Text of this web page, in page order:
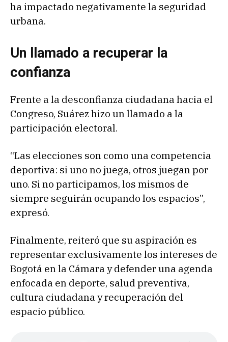
ha impactado negativamente la seguridad
urbana.
Un llamado a recuperar la
confianza
Frente a la desconfianza ciudadana hacia el
Congreso, Suárez hizo un llamado a la
participación electoral.
“Las elecciones son como una competencia
deportiva: si uno no juega, otros juegan por
uno. Si no participamos, los mismos de
siempre seguirán ocupando los espacios”,
expresó.
Finalmente, reiteró que su aspiración es
representar exclusivamente los intereses de
Bogotá en la Cámara y defender una agenda
enfocada en deporte, salud preventiva,
cultura ciudadana y recuperación del
espacio público.